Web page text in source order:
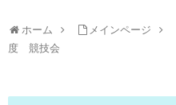
ホーム メインページ
度 競技会